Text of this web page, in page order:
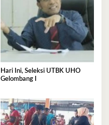
Hari Ini, Seleksi UTBK UHO
Gelombang I